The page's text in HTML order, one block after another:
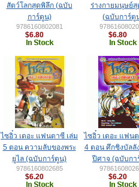
สัตว์โลกสุดพิลึก (ฉบับ
การ์ตูน)
9786160802081
$6.80
ร่างกายมนุษย์
(ฉบับการ์ตู
$6.80
ไซอิ๋ว เดอะ แฟนตาซี เล่ม
5 ตอน ความลับของพระ
ยูไล (ฉบับการ์ตูน)
9786160802685
$6.20
ไซอิ๋ว เดอะ แฟน
4 ตอน ศึกชิงบัลลั
ปีศาจ (ฉบับกา
$6.20